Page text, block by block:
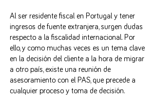
Al ser residente fiscal en Portugal y tener
ingresos de fuente extranjera, surgen dudas
respecto a la fiscalidad internacional. Por
ello, y como muchas veces es un tema clave
en la decisión del cliente a la hora de migrar
a otro país, existe una reunión de
asesoramiento con el PAS, que precede a
cualquier proceso y toma de decisión.